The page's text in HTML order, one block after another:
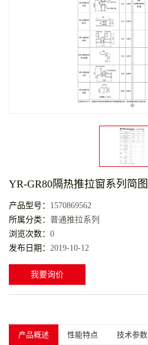
YR-GR80隔热推拉窗系列简图
产品型号： 1570869562
所属分类： 普通推拉系列
浏览次数： 0
发布日期： 2019-10-12
我要询价
产品概述 性能特点 技术参数